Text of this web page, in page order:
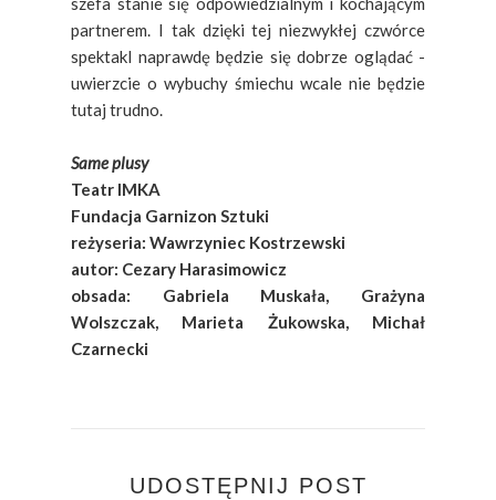
partnerem. I tak dzięki tej niezwykłej czwórce
spektakl naprawdę będzie się dobrze oglądać -
uwierzcie o wybuchy śmiechu wcale nie będzie
tutaj trudno.
Same plusy
Teatr IMKA
Fundacja Garnizon Sztuki
reżyseria: Wawrzyniec Kostrzewski
autor: Cezary Harasimowicz
obsada: Gabriela Muskała, Grażyna
Wolszczak, Marieta Żukowska, Michał
Czarnecki
UDOSTĘPNIJ POST